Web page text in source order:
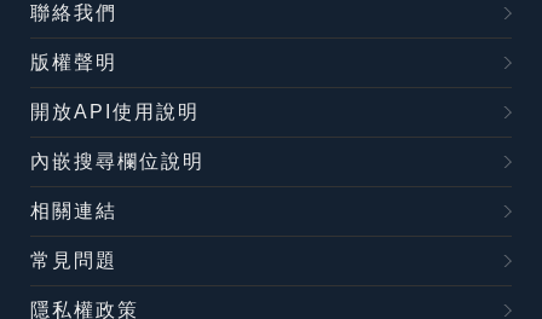
聯絡我們
版權聲明
開放API使用說明
內嵌搜尋欄位說明
相關連結
常見問題
隱私權政策